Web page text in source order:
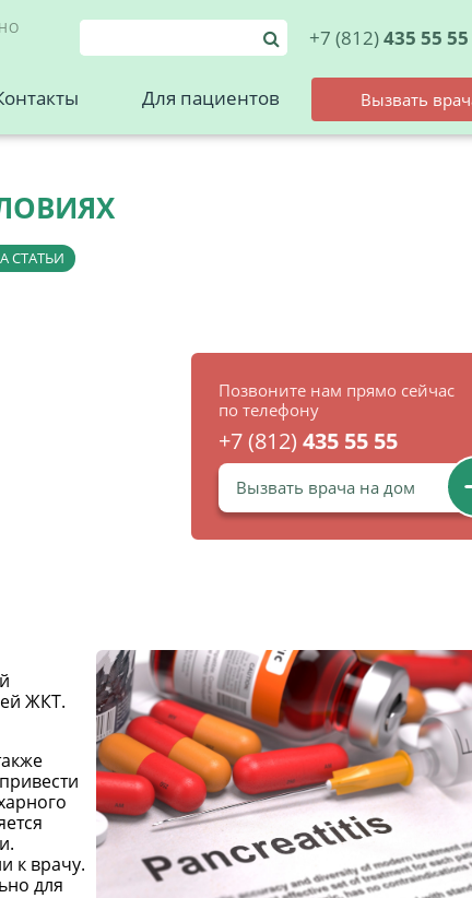
+7 (812)435 55 55
Для пациентов Вызвать
СТАТЬИ
Позвоните нам прямо сейчас
по телефону
+7 (812) 435 55 55
Вызвать врача на дом
ЖКТ.
к врачу.
для